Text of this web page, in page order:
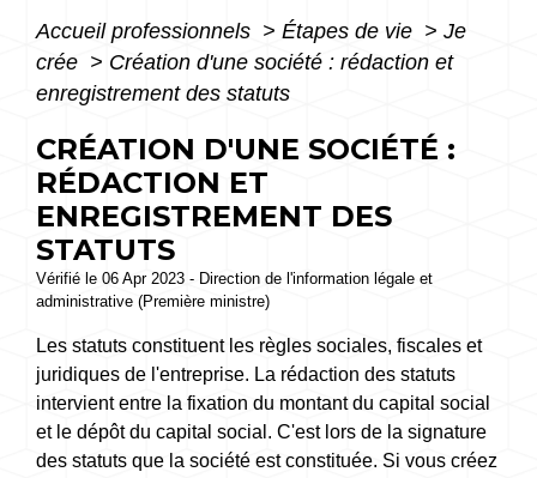
Accueil professionnels > Étapes de vie > Je
crée > Création d'une société : rédaction et
enregistrement des statuts
CRÉATION D'UNE SOCIÉTÉ :
RÉDACTION ET
ENREGISTREMENT DES
STATUTS
Vérifié le 06 Apr 2023 - Direction de l'information légale et
administrative (Première ministre)
Les statuts constituent les règles sociales, fiscales et
juridiques de l'entreprise. La rédaction des statuts
intervient entre la fixation du montant du capital social
et le dépôt du capital social. C'est lors de la signature
des statuts que la société est constituée. Si vous créez